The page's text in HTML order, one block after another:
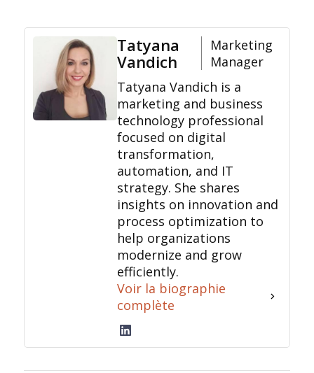
Tatyana
Vandich
Marketing
Manager
Tatyana Vandich is a
marketing and business
technology professional
focused on digital
transformation,
automation, and IT
strategy. She shares
insights on innovation and
process optimization to
help organizations
modernize and grow
efficiently.
Voir la biographie
complète